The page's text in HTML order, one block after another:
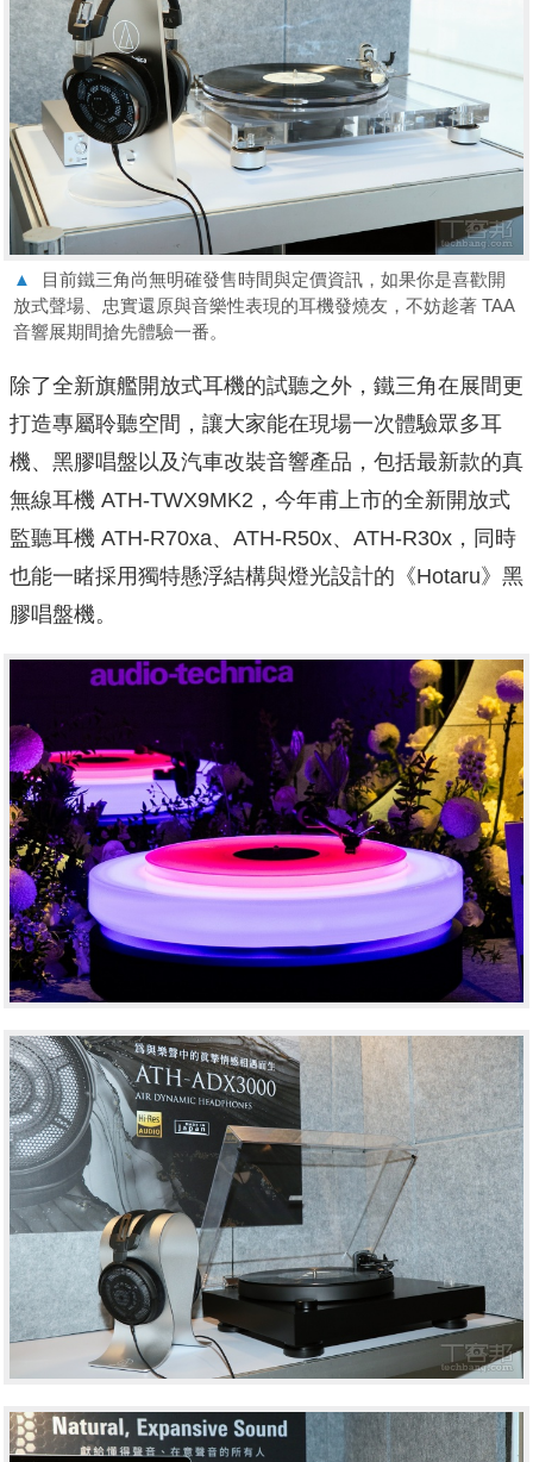
▲
目前鐵三角尚無明確發售時間與定價資訊，如果你是喜歡開
放式聲場、忠實還原與音樂性表現的耳機發燒友，不妨趁著 TAA
音響展期間搶先體驗一番。
除了全新旗艦開放式耳機的試聽之外，鐵三角在展間更
打造專屬聆聽空間，讓大家能在現場一次體驗眾多耳
機、黑膠唱盤以及汽車改裝音響產品，包括最新款的真
無線耳機 ATH-TWX9MK2，今年甫上市的全新開放式
監聽耳機 ATH-R70xa、ATH-R50x、ATH-R30x，同時
也能一睹採用獨特懸浮結構與燈光設計的《Hotaru》黑
膠唱盤機。